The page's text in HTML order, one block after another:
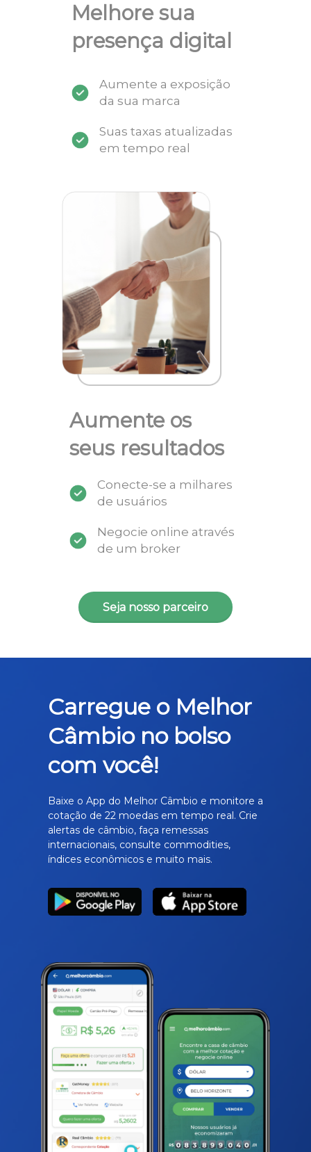
Melhore sua
presença digital
Aumente a exposição
da sua marca
Suas taxas atualizadas
em tempo real
Aumente os
seus resultados
Conecte-se a milhares
de usuários
Negocie online através
de um broker
Seja nosso parceiro
Carregue o Melhor
Câmbio no bolso
com você!
Baixe o App do Melhor Câmbio e monitore a
cotação de 22 moedas em tempo real. Crie
alertas de câmbio, faça remessas
internacionais, consulte commodities,
índices econômicos e muito mais.